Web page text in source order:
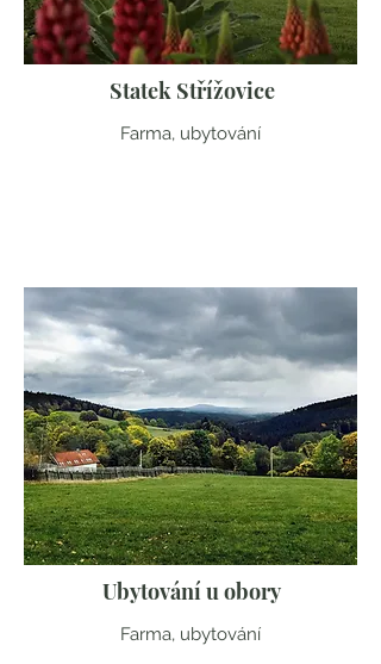
Statek Střížovice
Farma, ubytování
Ubytování u obory
Farma, ubytování